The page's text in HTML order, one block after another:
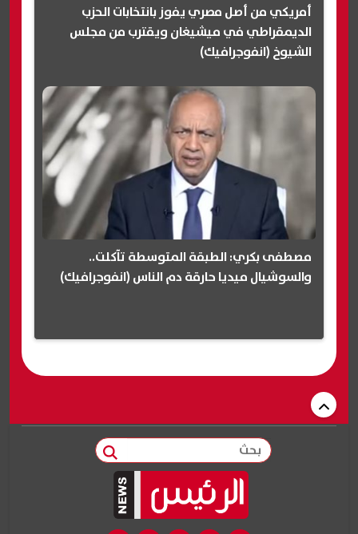
أمريكي من أصل مصري يفوز بانتخابات الحزب
الديمقراطي في ميشيغان ويقترب من مجلس
الشيوخ (انفوجرافيك)
مصطفى بكري: الطبقة المتوسطة تآكلت..
والسوشيال ميديا حارقة دم الناس (انفوجرافيك)
بحث